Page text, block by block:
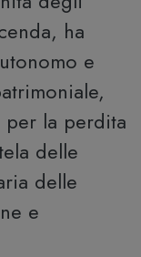
ha
e
per la perdita
delle
delle
e